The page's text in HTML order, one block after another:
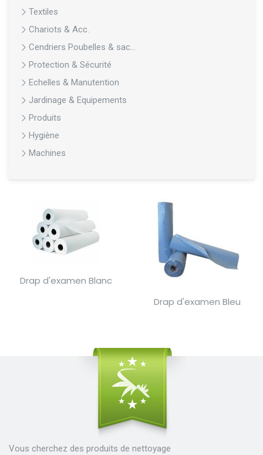
Textiles
Chariots & Acc.
Cendriers Poubelles & sac...
Protection & Sécurité
Echelles & Manutention
Jardinage & Equipements
Produits
Hygiène
Machines
Drap d'examen Blanc
Drap d'examen Bleu
Vous cherchez des produits de nettoyage